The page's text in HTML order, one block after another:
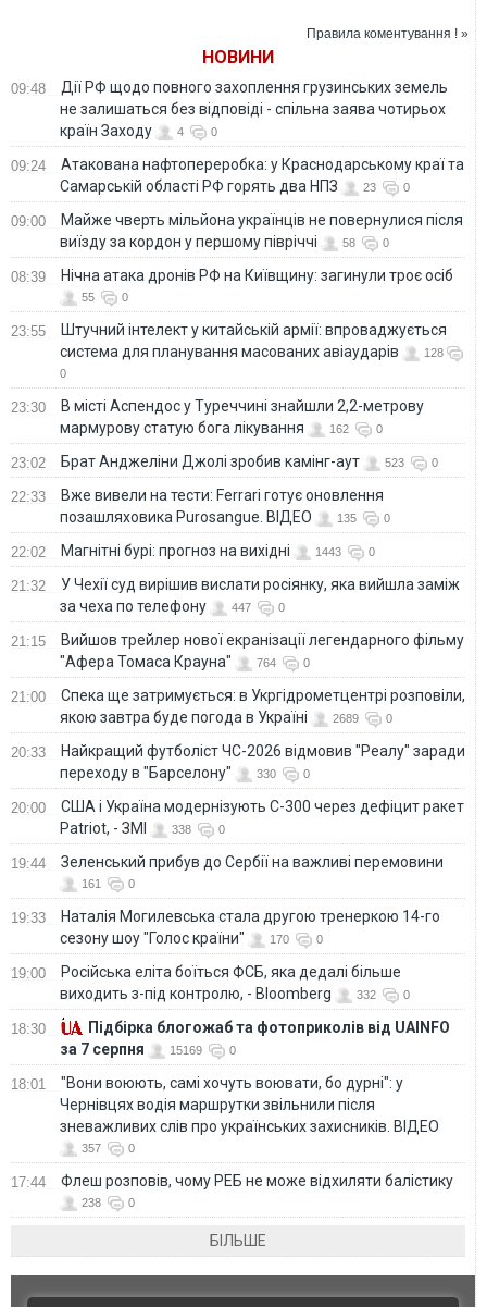
Правила коментування ! »
НОВИНИ
09:48
Дії РФ щодо повного захоплення грузинських земель
не залишаться без відповіді - спільна заява чотирьох
країн Заходу
4 0
09:24
Атакована нафтопереробка: у Краснодарському краї та
Самарській області РФ горять два НПЗ
23 0
09:00
Майже чверть мільйона українців не повернулися після
виїзду за кордон у першому півріччі
58 0
08:39 Нічна атака дронів РФ на Київщину: загинули троє осіб
55 0
23:55
Штучний інтелект у китайській армії: впроваджується
система для планування масованих авіаударів
128
0
23:30
В місті Аспендос у Туреччині знайшли 2,2-метрову
мармурову статую бога лікування
162 0
23:02 Брат Анджеліни Джолі зробив камінг-аут 523 0
22:33
Вже вивели на тести: Ferrari готує оновлення
позашляховика Purosangue. ВІДЕО
135 0
22:02 Магнітні бурі: прогноз на вихідні 1443 0
21:32
У Чехії суд вирішив вислати росіянку, яка вийшла заміж
за чеха по телефону
447 0
21:15
Вийшов трейлер нової екранізації легендарного фільму
"Афера Томаса Крауна"
764 0
21:00
Спека ще затримується: в Укргідрометцентрі розповіли,
якою завтра буде погода в Україні
2689 0
20:33
Найкращий футболіст ЧС-2026 відмовив "Реалу" заради
переходу в "Барселону"
330 0
20:00
США і Україна модернізують С-300 через дефіцит ракет
Patriot, - ЗМІ
338 0
19:44 Зеленський прибув до Сербії на важливі перемовини
161 0
19:33
Наталія Могилевська стала другою тренеркою 14-го
сезону шоу "Голос країни"
170 0
19:00
Російська еліта боїться ФСБ, яка дедалі більше
виходить з-під контролю, - Bloomberg
332 0
18:30
Підбірка блогожаб та фотоприколів від UAINFO
за 7 серпня
15169 0
18:01
"Вони воюють, самі хочуть воювати, бо дурні": у
Чернівцях водія маршрутки звільнили після
зневажливих слів про українських захисників. ВІДЕО
357 0
17:44 Флеш розповів, чому РЕБ не може відхиляти балістику
238 0
БІЛЬШЕ